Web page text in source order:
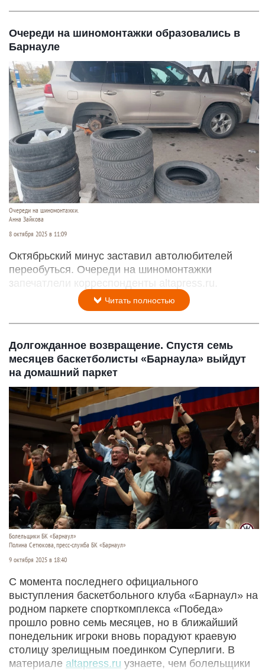
Очереди на шиномонтажки образовались в
Барнауле
Очереди на шиномонтажки.
Анна Зайкова
8 октября 2025 в 11:09
Октябрьский минус заставил автолюбителей
переобуться. Очереди на шиномонтажки
запечатлели корреспонденты altapress.ru.
Читать полностью
Долгожданное возвращение. Спустя семь
месяцев баскетболисты «Барнаула» выйдут
на домашний паркет
Болельщики БК «Барнаул»
Полина Сетюкова, пресс-служба БК «Барнаул»
9 октября 2025 в 18:40
С момента последнего официального
выступления баскетбольного клуба «Барнаул» на
родном паркете спорткомплекса «Победа»
прошло ровно семь месяцев, но в ближайший
понедельник игроки вновь порадуют краевую
столицу зрелищным поединком Суперлиги. В
материале altapress.ru узнаете, чем болельщики